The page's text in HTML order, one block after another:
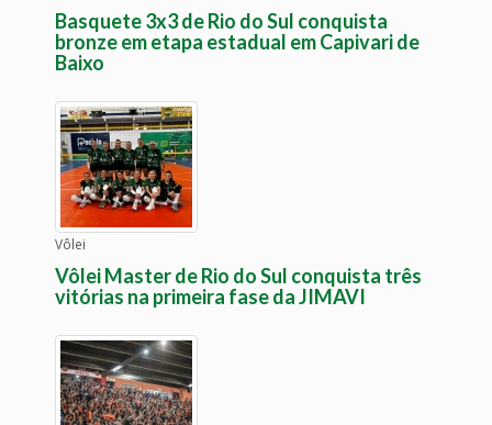
Basquete 3x3 de Rio do Sul conquista
bronze em etapa estadual em Capivari de
Baixo
Vôlei
Vôlei Master de Rio do Sul conquista três
vitórias na primeira fase da JIMAVI